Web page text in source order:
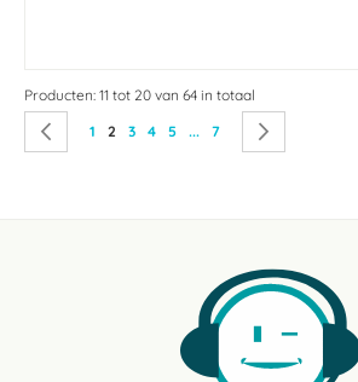
Producten: 11 tot 20 van 64 in totaal
Pagina Pagina
Vorige
Pagina
1 U lees momenteel pagina
2 Pagina
3 Pagina
4 Pagina
5 ... Pagina
7